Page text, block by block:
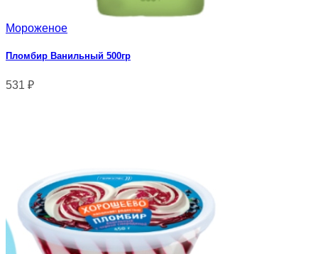
Мороженое
Пломбир Ванильный 500гр
531 ₽